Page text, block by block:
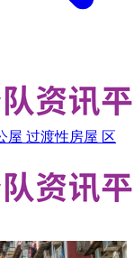
屋 过渡性房屋 区